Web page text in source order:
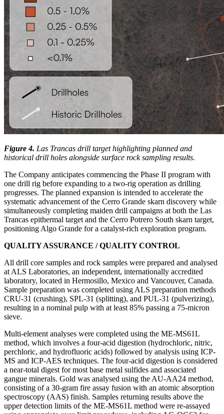
Figure 4. Las Trancas drill target highlighting planned and
historical drill holes alongside surface rock sampling results.
The Company anticipates commencing the Phase II program with
one drill rig before expanding to a two-rig operation as drilling
progresses. The planned expansion is intended to accelerate the
systematic advancement of the Cerro Grande skarn discovery while
simultaneously completing maiden drill campaigns at both the Las
Trancas epithermal target and the Cerro Potrero South skarn target,
positioning Algo Grande for a catalyst-rich exploration program.
QUALITY ASSURANCE / QUALITY CONTROL
All drill core samples and rock samples were prepared and analysed
at ALS Laboratories, an independent, internationally accredited
laboratory, located in Hermosillo, Mexico and Vancouver, Canada.
Sample preparation was completed using ALS preparation methods
CRU-31 (crushing), SPL-31 (splitting), and PUL-31 (pulverizing),
resulting in a nominal pulp with at least 85% passing a 75-micron
sieve.
Multi-element analyses were completed using the ME-MS61L
method, which involves a four-acid digestion (hydrochloric, nitric,
perchloric, and hydrofluoric acids) followed by analysis using ICP-
MS and ICP-AES techniques. The four-acid digestion is considered
a near-total digest for most base metal sulfides and associated
gangue minerals. Gold was analysed using the AU-AA24 method,
consisting of a 30-gram fire assay fusion with an atomic absorption
spectroscopy (AAS) finish. Samples returning results above the
upper detection limits of the ME-MS61L method were re-assayed